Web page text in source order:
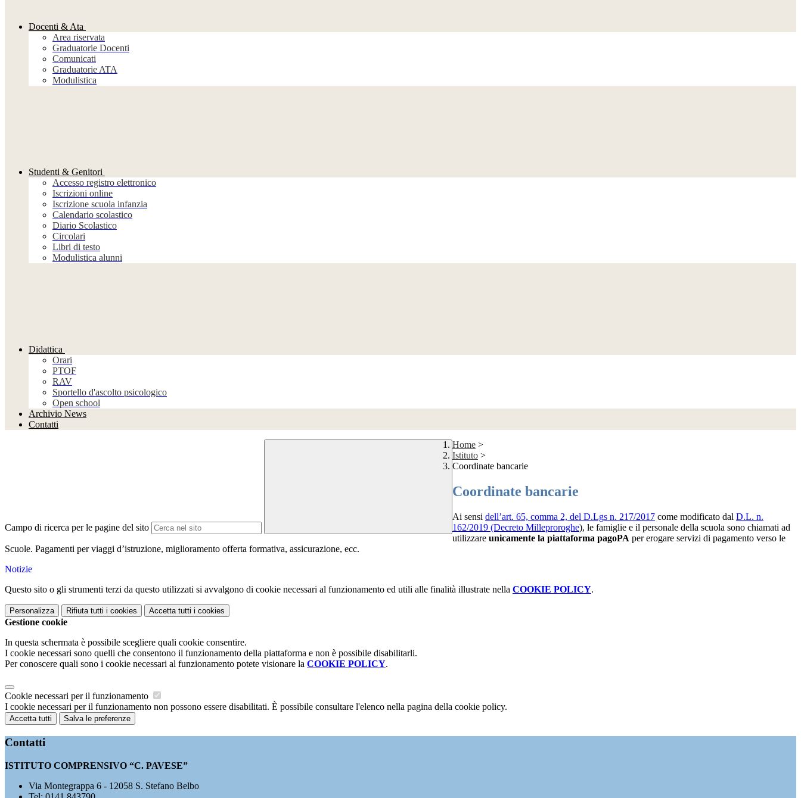
Docenti & Ata
Area riservata
Graduatorie Docenti
Comunicati
Graduatorie ATA
Modulistica
Studenti & Genitori
Accesso registro elettronico
Iscrizioni online
Iscrizione scuola infanzia
Calendario scolastico
Diario Scolastico
Circolari
Libri di testo
Modulistica alunni
Didattica
Orari
PTOF
RAV
Sportello d'ascolto psicologico
Open school
Archivio News
Contatti
Campo di ricerca per le pagine del sito
Home >
Istituto >
Coordinate bancarie
Coordinate bancarie
Ai sensi dell’art. 65, comma 2, del D.Lgs n. 217/2017 come modificato dal D.L. n.
162/2019 (Decreto Milleproroghe), le famiglie e il personale della scuola sono chiamati ad
utilizzare unicamente la piattaforma pagoPA per erogare servizi di pagamento verso le
Scuole. Pagamenti per viaggi d’istruzione, miglioramento offerta formativa, assicurazione, ecc.
Notizie
Questo sito o gli strumenti terzi da questo utilizzati si avvalgono di cookie necessari al funzionamento ed utili alle finalità illustrate nella COOKIE POLICY.
Personalizza Rifiuta tutti i cookies Accetta tutti i cookies
Gestione cookie
In questa schermata è possibile scegliere quali cookie consentire.
I cookie necessari sono quelli che consentono il funzionamento della piattaforma e non è possibile disabilitarli.
Per conoscere quali sono i cookie necessari al funzionamento potete visionare la COOKIE POLICY.
Cookie necessari per il funzionamento
I cookie necessari per il funzionamento non possono essere disabilitati. È possibile consultare l'elenco nella pagina della cookie policy.
Accetta tutti Salva le preferenze
Contatti
ISTITUTO COMPRENSIVO “C. PAVESE”
Via Montegrappa 6 - 12058 S. Stefano Belbo